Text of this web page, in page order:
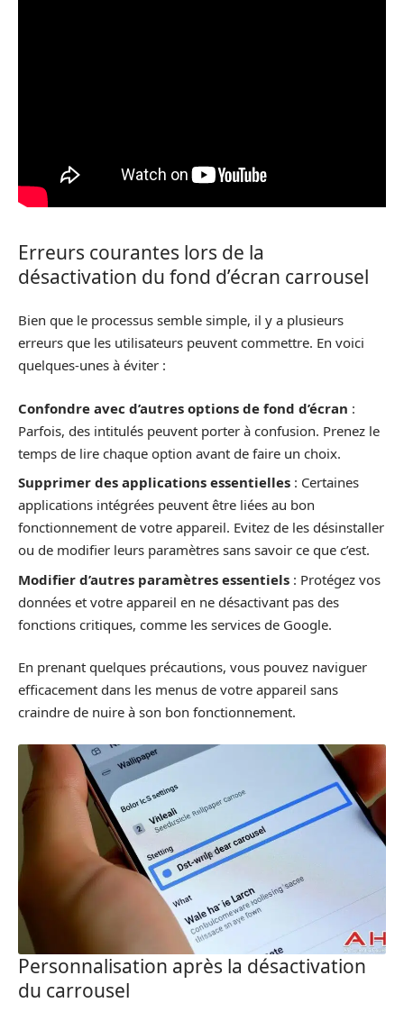
Erreurs courantes lors de la
désactivation du fond d’écran carrousel
Bien que le processus semble simple, il y a plusieurs
erreurs que les utilisateurs peuvent commettre. En voici
quelques-unes à éviter :
Confondre avec d’autres options de fond d’écran :
Parfois, des intitulés peuvent porter à confusion. Prenez le
temps de lire chaque option avant de faire un choix.
Supprimer des applications essentielles : Certaines
applications intégrées peuvent être liées au bon
fonctionnement de votre appareil. Evitez de les désinstaller
ou de modifier leurs paramètres sans savoir ce que c’est.
Modifier d’autres paramètres essentiels : Protégez vos
données et votre appareil en ne désactivant pas des
fonctions critiques, comme les services de Google.
En prenant quelques précautions, vous pouvez naviguer
efficacement dans les menus de votre appareil sans
craindre de nuire à son bon fonctionnement.
Personnalisation après la désactivation
du carrousel